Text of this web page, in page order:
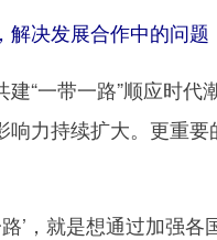
解决发展合作中的问题
一带一路”顺应时代
力持续扩大。更重
，就是想通过加强各